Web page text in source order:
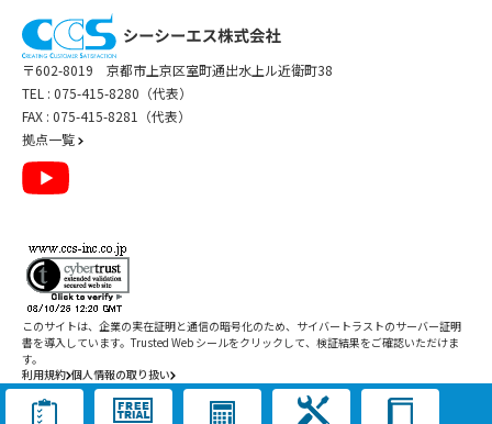
〒602-8019 京都市上京区室町通出水上ル近衛町38
TEL : 075-415-8280（代表）
FAX : 075-415-8281（代表）
拠点一覧
利用規約 個人情報の取り扱い
Copyright ©
2026CCS Inc. All Rights Reserved.
このサイトは、企業の実在証明と通信の暗号化のため、サイバートラストのサーバー証明
書を導入しています。Trusted Web シールをクリックして、検証結果をご確認いただけま
す。